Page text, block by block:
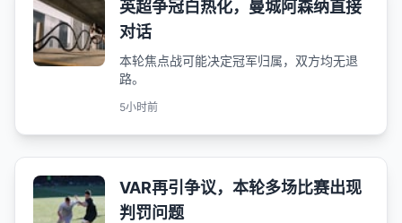
英超争冠白热化，曼城阿森纳直接
对话
本轮焦点战可能决定冠军归属，双方均无退
路。
5小时前
VAR再引争议，本轮多场比赛出现
判罚问题